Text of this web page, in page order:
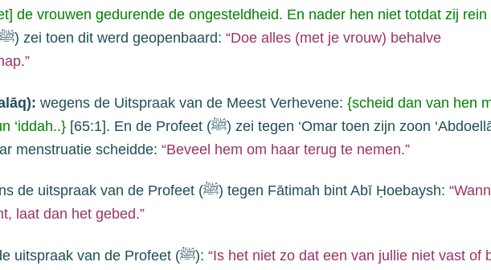
] de vrouwen gedurende de ongesteldheid. En nader hen niet totdat zij rein
ﷺ) zei toen dit werd geopenbaard: “Doe alles (met je vrouw) behalve
wegens de Uitspraak van de Meest Verhevene: {scheid dan van hen
‘iddah..} [65:1]. En de Profeet (ﷺ) zei tegen ‘Omar toen zijn zoon
menstruatie scheidde: “Beveel hem om haar terug te nemen.”
de uitspraak van de Profeet (ﷺ) tegen Fātimah bint Abī Ḥoebaysh:
laat dan het gebed.”
uitspraak van de Profeet (ﷺ): “Is het niet zo dat een van jullie niet vast of